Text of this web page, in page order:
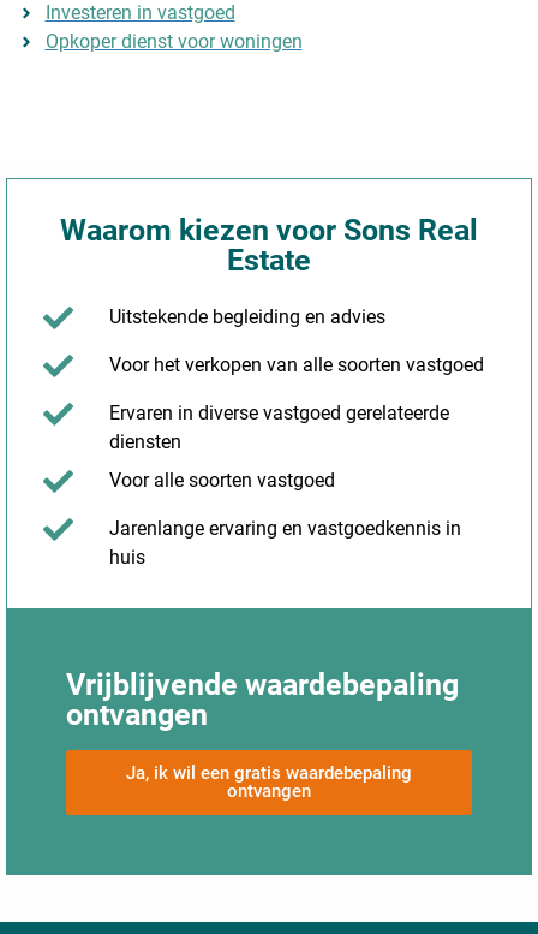
Investeren in vastgoed
Opkoper dienst voor woningen
Waarom kiezen voor Sons Real
Estate
Uitstekende begleiding en advies
Voor het verkopen van alle soorten vastgoed
Ervaren in diverse vastgoed gerelateerde
diensten
Voor alle soorten vastgoed
Jarenlange ervaring en vastgoedkennis in
huis
Vrijblijvende waardebepaling
ontvangen
Ja, ik wil een gratis waardebepaling
ontvangen